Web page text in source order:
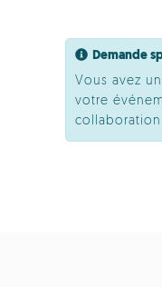
Demande
Vous avez
votre
collaboration